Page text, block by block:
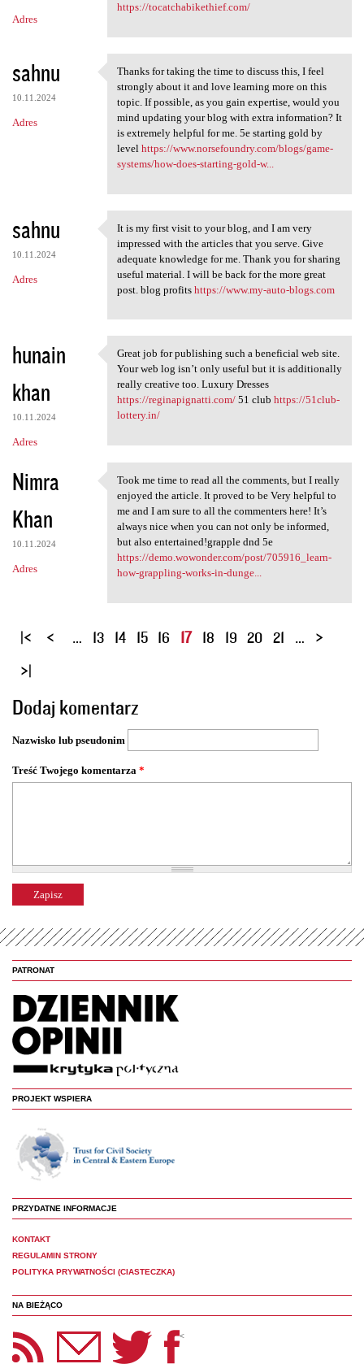
Adres
https://tocatchabikethief.com/
sahnu
10.11.2024
Adres
Thanks for taking the time to
Thanks for taking the time to discuss this, I feel
strongly about it and love learning more on this
topic. If possible, as you gain expertise, would you
mind updating your blog with extra information? It
is extremely helpful for me. 5e starting gold by
level https://www.norsefoundry.com/blogs/game-
systems/how-does-starting-gold-w...
sahnu
10.11.2024
Adres
It is my first visit to your
It is my first visit to your blog, and I am very
impressed with the articles that you serve. Give
adequate knowledge for me. Thank you for sharing
useful material. I will be back for the more great
post. blog profits https://www.my-auto-blogs.com
hunain
khan
10.11.2024
Adres
Great job for publishing such
Great job for publishing such a beneficial web site.
Your web log isn’t only useful but it is additionally
really creative too. Luxury Dresses
https://reginapignatti.com/51 club https://51club-
lottery.in/
Nimra
Khan
10.11.2024
Adres
Took me time to read all the
Took me time to read all the comments, but I really
enjoyed the article. It proved to be Very helpful to
me and I am sure to all the commenters here! It’s
always nice when you can not only be informed,
but also entertained!grapple dnd 5e
https://demo.wowonder.com/post/705916_learn-
how-grappling-works-in-dunge...
S
o
n
y
… 13 14 15 16 17 18 19 20 21 …
Dodaj komentarz
Nazwisko lub pseudonim
Treść Twojego komentarza *
PATRONAT
PROJEKT WSPIERA
PRZYDATNE INFORMACJE
KONTAKT
REGULAMIN STRONY
POLITYKA PRYWATNOŚCI (CIASTECZKA)
NA BIEŻĄCO
Panoptyka Facebook <